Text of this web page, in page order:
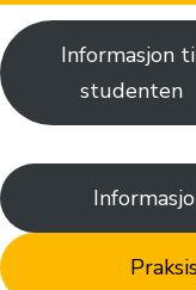
Informasjon
studenten